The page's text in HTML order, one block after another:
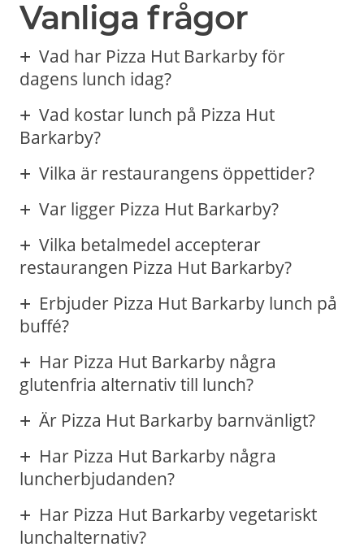
Vanliga frågor
Vad har Pizza Hut Barkarby för
dagens lunch idag?
Vad kostar lunch på Pizza Hut
Barkarby?
Vilka är restaurangens öppettider?
Var ligger Pizza Hut Barkarby?
Vilka betalmedel accepterar
restaurangen Pizza Hut Barkarby?
Erbjuder Pizza Hut Barkarby lunch på
buffé?
Har Pizza Hut Barkarby några
glutenfria alternativ till lunch?
Är Pizza Hut Barkarby barnvänligt?
Har Pizza Hut Barkarby några
luncherbjudanden?
Har Pizza Hut Barkarby vegetariskt
lunchalternativ?